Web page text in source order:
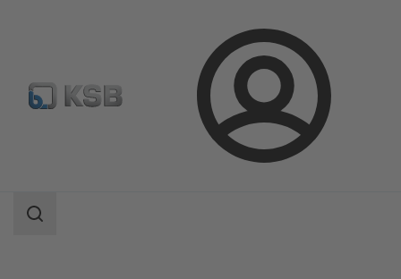
Aanmelding
Productcatalogus
BOATRONIC 100/BOATRONIC 100 MOD
Zoekgebied